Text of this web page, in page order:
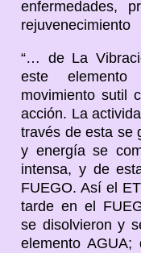
enfermedades,
rejuvenecimiento
“… de La
este
movimiento sutil
acción. La
través de esta se
y energía se
intensa, y de
FUEGO. Así el
tarde en el
se disolvieron y
elemento